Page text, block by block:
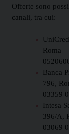
Offerte sono
canali, tra cui:
Roma
Banca
796,
03359
Intesa
396/A,
03069